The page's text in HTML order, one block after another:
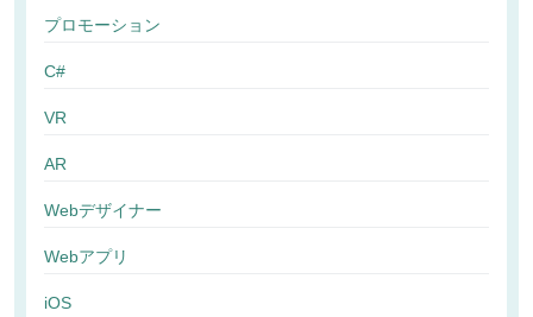
プロモーション
C#
VR
AR
Webデザイナー
Webアプリ
iOS